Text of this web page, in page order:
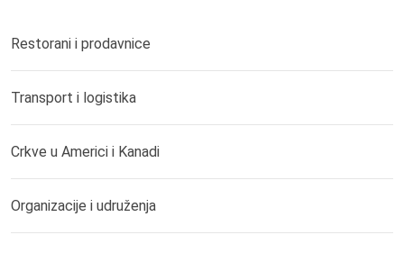
Restorani i prodavnice
Transport i logistika
Crkve u Americi i Kanadi
Organizacije i udruženja